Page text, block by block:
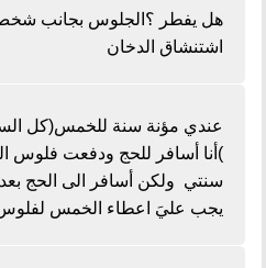
هل يفطر ؟الجلوس بجانب
اشتنشاق الدخان
عندي مؤنة سنة للخمس(كل
)أنا أسافر للحج ودفعت فلوس
سنتي ولكن أسافر الى الحج
يجب عليَ اعطاء الخمس